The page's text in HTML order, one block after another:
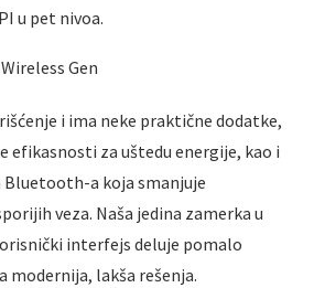
u pet nivoa.
i ima neke praktične dodatke,
efikasnosti za uštedu energije, kao i
a koja smanjuje
veza. Naša jedina zamerka u
interfejs deluje pomalo
modernija, lakša rešenja.